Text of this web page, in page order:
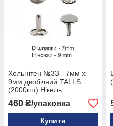
Хольнітен №33 - 7мм х
9мм двобічний TALLS
(2000шт) Нікель
460 ₴/упаковка
Купити